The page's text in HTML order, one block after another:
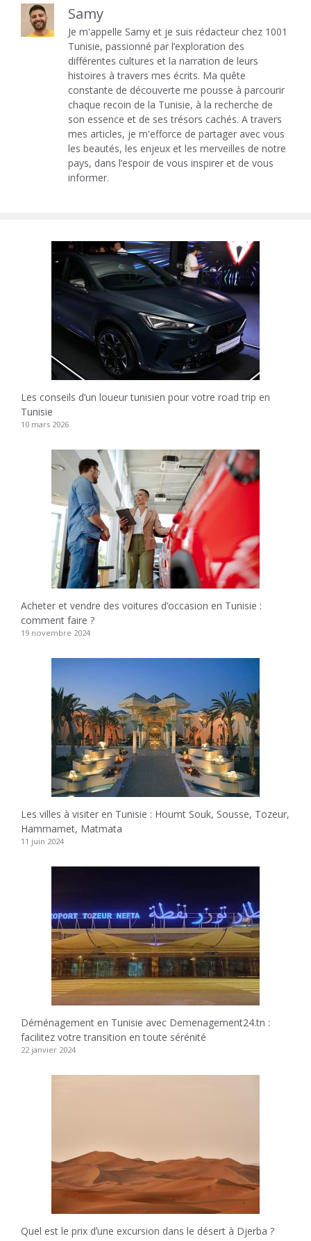
Samy
Je m'appelle Samy et je suis rédacteur chez 1001
Tunisie, passionné par l’exploration des
différentes cultures et la narration de leurs
histoires à travers mes écrits. Ma quête
constante de découverte me pousse à parcourir
chaque recoin de la Tunisie, à la recherche de
son essence et de ses trésors cachés. A travers
mes articles, je m'efforce de partager avec vous
les beautés, les enjeux et les merveilles de notre
pays, dans l’espoir de vous inspirer et de vous
informer.
Les conseils d’un loueur tunisien pour votre road trip en
Tunisie
10 mars 2026
Acheter et vendre des voitures d’occasion en Tunisie :
comment faire ?
19 novembre 2024
Les villes à visiter en Tunisie : Houmt Souk, Sousse, Tozeur,
Hammamet, Matmata
11 juin 2024
Déménagement en Tunisie avec Demenagement24.tn :
facilitez votre transition en toute sérénité
22 janvier 2024
Quel est le prix dʼune excursion dans le désert à Djerba ?